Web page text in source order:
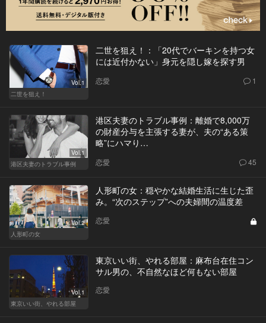
Vol.1
二世を狙え！
二世を狙え！：「20代でバーキンを持つ女
には近付かない」身元を隠し嫁を探す男
恋愛 1
Vol.1
港区夫妻のトラブル事例
港区夫妻のトラブル事例：離婚で8,000万
の財産分与を主張する妻が、夫の“ある策
略”にハマり…
恋愛 45
Vol.2
人形町の女
人形町の女：穏やかな結婚生活に生じた歪
み。“次のステップ”への夫婦間の温度差
恋愛
Vol.1
東京いい街、やれる部屋
東京いい街、やれる部屋：麻布台在住コン
サル男の、不自然なほど何もない部屋
恋愛